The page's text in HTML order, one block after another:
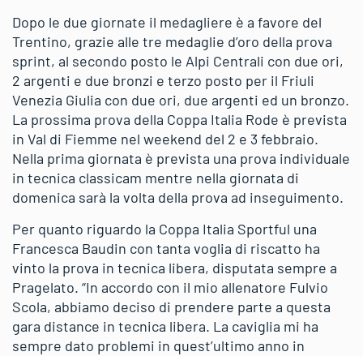
Dopo le due giornate il medagliere è a favore del
Trentino, grazie alle tre medaglie d’oro della prova
sprint, al secondo posto le Alpi Centrali con due ori,
2 argenti e due bronzi e terzo posto per il Friuli
Venezia Giulia con due ori, due argenti ed un bronzo.
La prossima prova della Coppa Italia Rode è prevista
in Val di Fiemme nel weekend del 2 e 3 febbraio.
Nella prima giornata è prevista una prova individuale
in tecnica classicam mentre nella giornata di
domenica sarà la volta della prova ad inseguimento.
Per quanto riguardo la Coppa Italia Sportful una
Francesca Baudin con tanta voglia di riscatto ha
vinto la prova in tecnica libera, disputata sempre a
Pragelato. “In accordo con il mio allenatore Fulvio
Scola, abbiamo deciso di prendere parte a questa
gara distance in tecnica libera. La caviglia mi ha
sempre dato problemi in quest’ultimo anno in